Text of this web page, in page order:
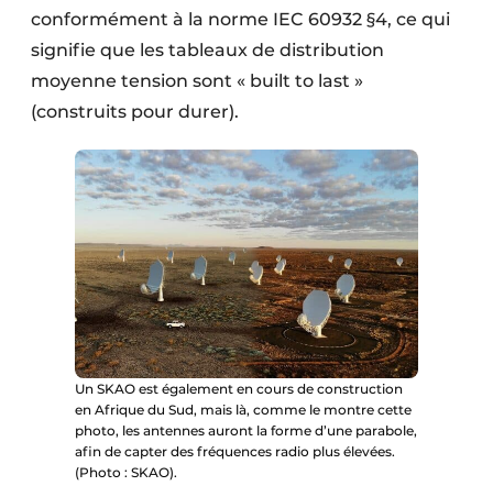
conformément à la norme IEC 60932 §4, ce qui
signifie que les tableaux de distribution
moyenne tension sont « built to last »
(construits pour durer).
Un SKAO est également en cours de construction
en Afrique du Sud, mais là, comme le montre cette
photo, les antennes auront la forme d’une parabole,
afin de capter des fréquences radio plus élevées.
(Photo : SKAO).